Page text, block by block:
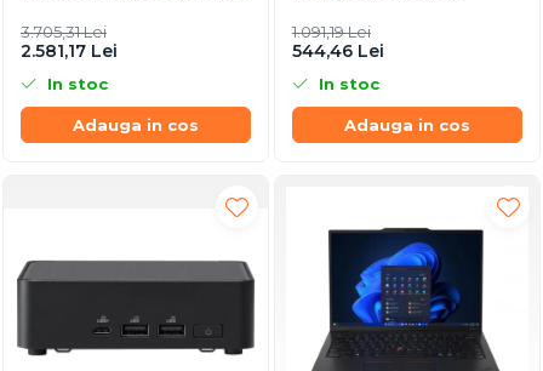
3.705,31 Lei
2.581,17 Lei
In stoc
Adauga in cos
1.091,19 Lei
544,46 Lei
In stoc
Adauga in cos